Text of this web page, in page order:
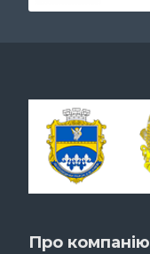
Про компанію